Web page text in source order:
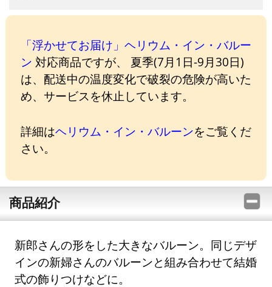
「浮かせてお届け」ヘリウム・イン・バルー
ン 対応商品ですが、 夏季(7月1日-9月30日)
は、配送中の温度変化で破裂の危険が高いた
め、サービスを休止しています。
詳細はヘリウム・イン・バルーンをご覧くだ
さい。
商品紹介
新郎さんの形をした大きなバルーン。同じデザ
インの新婦さんのバルーンと組み合わせて結婚
式の飾りつけなどに。